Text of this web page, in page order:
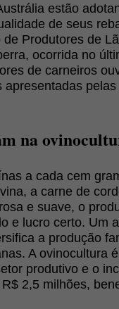
estão
de seus
Produtores de
ocorrida no
de carneiros
na
a cada cem
a carne de
e suave, o
e lucro certo. Um
a produção
A ovinocultura
produtivo e o
2,5 milhões,